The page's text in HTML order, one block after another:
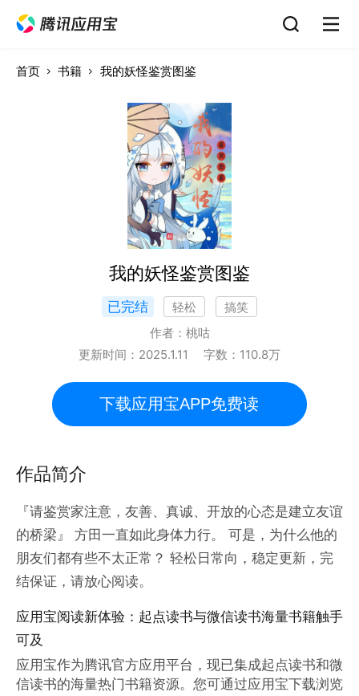
首页 书籍 我的妖怪鉴赏图鉴
我的妖怪鉴赏图鉴
已完结 轻松
搞笑
作者： 桃咕
更新时间： 2025.1.11 字数： 110.8万
下载应用宝APP免费读
作品简介
『请鉴赏家注意，友善、真诚、开放的心态是建立友谊
的桥梁』 方田一直如此身体力行。 可是，为什么他的
朋友们都有些不太正常？ 轻松日常向，稳定更新，完
结保证，请放心阅读。
应用宝阅读新体验：起点读书与微信读书海量书籍触手
可及
应用宝作为腾讯官方应用平台，现已集成起点读书和微
信读书的海量热门书籍资源。您可通过应用宝下载浏览